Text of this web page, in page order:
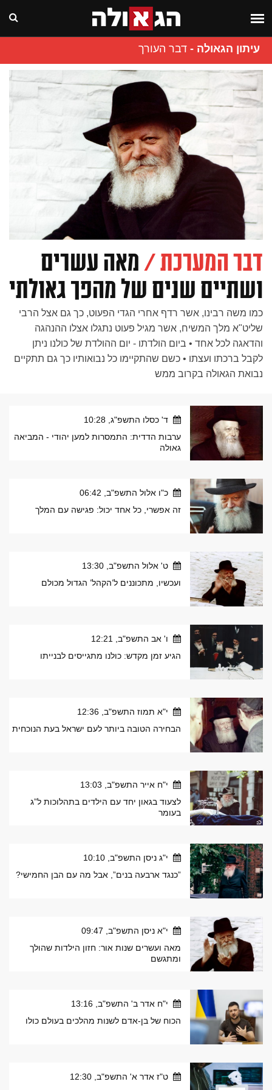
עיתון הגאולה - דבר העורך
דבר המערכת / מאה עשרים
ושתיים שנים של מהפך גאולתי
כמו משה רבינו, אשר רדף אחרי הגדי הפעוט, כך גם אצל הרבי
שליט"א מלך המשיח, אשר מגיל פעוט נתגלו אצלו ההנהגה
והדאגה לכל אחד • ביום הולדתו - יום ההולדת של כולנו ניתן
לקבל ברכתו ועצתו • כשם שהתקיימו כל נבואותיו כך גם תתקיים
נבואת הגאולה בקרוב ממש
ד' כסלו התשפ"ג, 10:28
ערבות הדדית: התמסרות למען יהודי - המביאה
גאולה
כ"ו אלול התשפ"ב, 06:42
זה אפשרי, כל אחד יכול: פגישה עם המלך
ט' אלול התשפ"ב, 13:30
ועכשיו, מתכוננים ל’הקהל’ הגדול מכולם
ו' אב התשפ"ב, 12:21
הגיע זמן מקדש: כולנו מתגייסים לבנייתו
י"א תמוז התשפ"ב, 12:36
הבחירה הטובה ביותר לעם ישראל בעת הנוכחית
י"ח אייר התשפ"ב, 13:03
לצעוד בגאון יחד עם הילדים בתהלוכות ל”ג
בעומר
י"ג ניסן התשפ"ב, 10:10
”כנגד ארבעה בנים”, אבל מה עם הבן החמישי?
י"א ניסן התשפ"ב, 09:47
מאה ועשרים שנות אור: חזון הילדות שהולך
ומתגשם
י"ח אדר ב' התשפ"ב, 13:16
הכוח של בן-אדם לשנות מהלכים בעולם כולו
ט"ז אדר א' התשפ"ב, 12:30